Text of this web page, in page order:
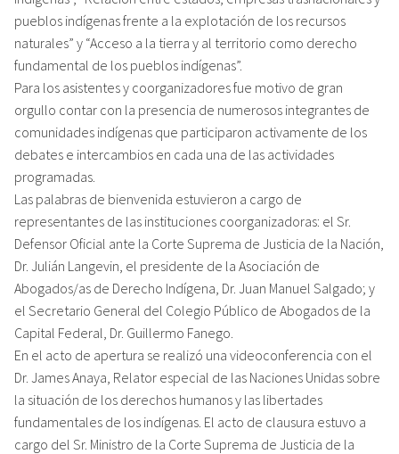
pueblos indígenas frente a la explotación de los recursos
naturales” y “Acceso a la tierra y al territorio como derecho
fundamental de los pueblos indígenas”.
Para los asistentes y coorganizadores fue motivo de gran
orgullo contar con la presencia de numerosos integrantes de
comunidades indígenas que participaron activamente de los
debates e intercambios en cada una de las actividades
programadas.
Las palabras de bienvenida estuvieron a cargo de
representantes de las instituciones coorganizadoras: el Sr.
Defensor Oficial ante la Corte Suprema de Justicia de la Nación,
Dr. Julián Langevin, el presidente de la Asociación de
Abogados/as de Derecho Indígena, Dr. Juan Manuel Salgado; y
el Secretario General del Colegio Público de Abogados de la
Capital Federal, Dr. Guillermo Fanego.
En el acto de apertura se realizó una videoconferencia con el
Dr. James Anaya, Relator especial de las Naciones Unidas sobre
la situación de los derechos humanos y las libertades
fundamentales de los indígenas. El acto de clausura estuvo a
cargo del Sr. Ministro de la Corte Suprema de Justicia de la